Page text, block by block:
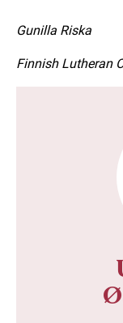
Gunilla Riska
Finnish Lutheran